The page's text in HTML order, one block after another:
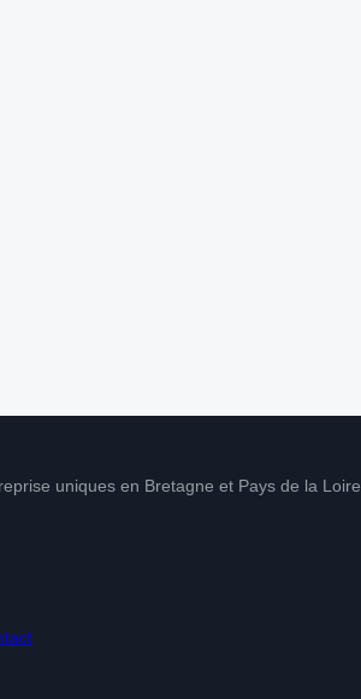
uniques en Bretagne et Pays de la Loire.